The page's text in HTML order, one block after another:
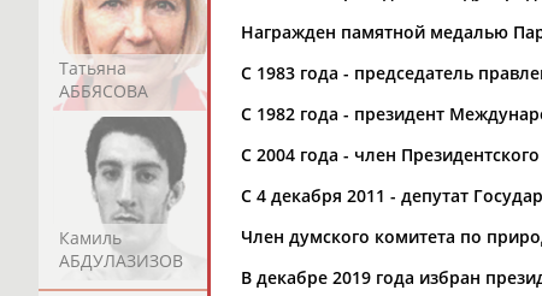
Татьяна
АББЯСОВА
Акжана
АБДИКАРИМОВА
Артур
АБДРАХМАНОВ
Камиль
АБДУЛАЗИЗОВ
Загалав
Камалудин
Награжден памятной медалью
С 1983 года - председатель
С 1982 года - президент
С 2004 года - член
С 4 декабря 2011 - депутат
Член думского комитета по
В декабре 2019 года избран